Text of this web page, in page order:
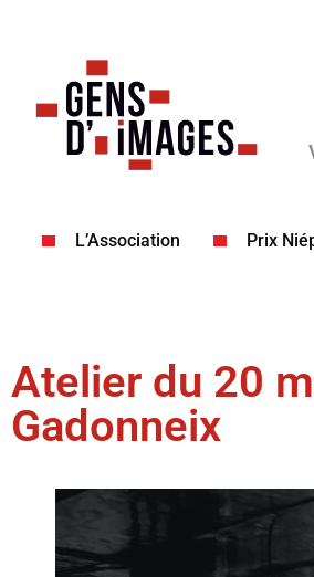
L’Association Prix
Atelier du 20
Gadonneix